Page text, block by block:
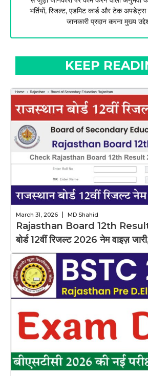
भर्तियों, रिजल्ट, एडमिट कार्ड और टेक
जानकारी प्रदान करना मुख्य
KEEP
March 31, 2026 MD Shahid
Rajasthan Board 12th Result
बोर्ड 12वीं रिजल्ट 2026 नेम वाइज़